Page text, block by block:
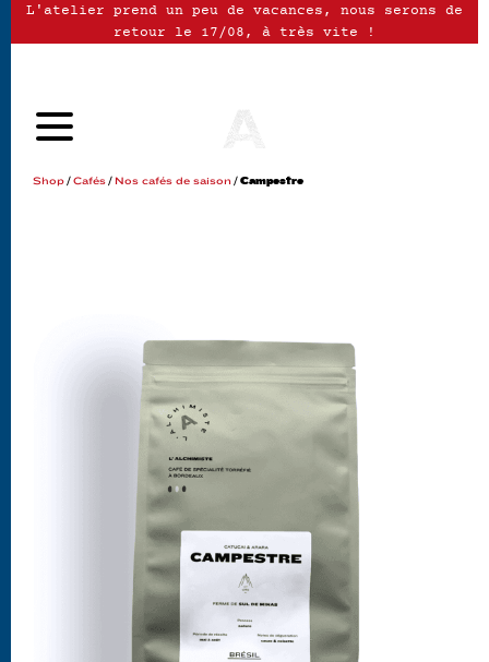
L'atelier prend un peu de vacances, nous serons de
retour le 17/08, à très vite !
Shop/Cafés/ Nos cafés de saison/ Campestre